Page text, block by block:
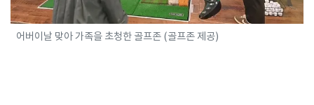
어버이날 맞아 가족을 초청한 골프존 (골프존 제공)